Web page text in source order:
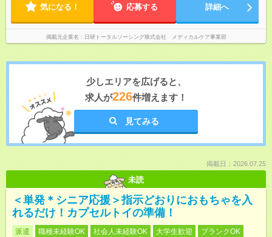
気になる！ 応募する 詳細へ
掲載元企業名 日研トータルソーシング株式会社 メディカルケア事業部
少しエリアを広げると、
求人が226件増えます！
見てみる
掲載日：2026.07.25
未読
＜単発＊シニア応援＞指示どおりにおもちゃを入
れるだけ！カプセルトイの準備！
派遣 職種未経験OK 社会人未経験OK 大学生歓迎
ブランクOK